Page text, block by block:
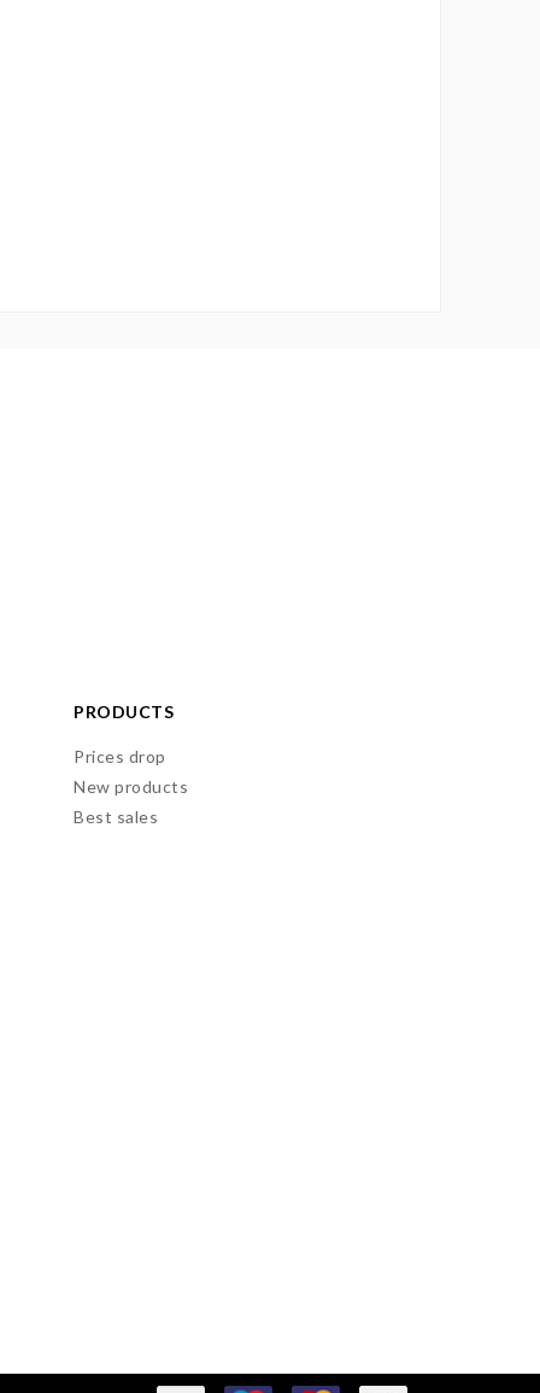
PRODUCTS
Prices drop
New products
Best sales